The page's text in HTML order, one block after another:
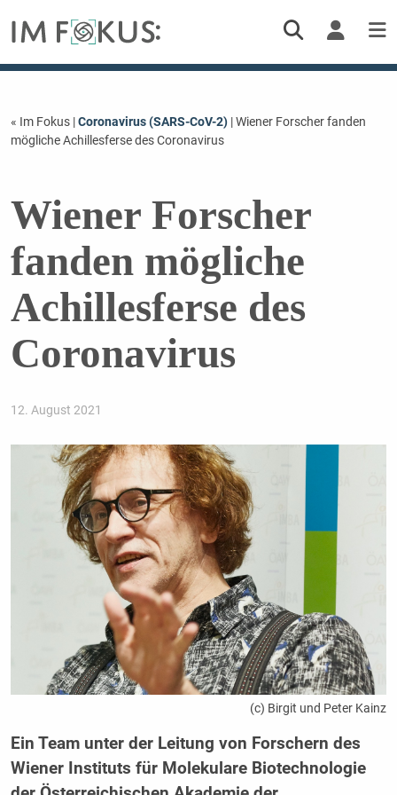
« Im Fokus |Coronavirus (SARS-CoV-2)| Wiener Forscher fanden
mögliche Achillesferse des Coronavirus
Wiener Forscher
fanden mögliche
Achillesferse des
Coronavirus
12. August 2021
(c) Birgit und Peter Kainz
Ein Team unter der Leitung von Forschern des
Wiener Instituts für Molekulare Biotechnologie